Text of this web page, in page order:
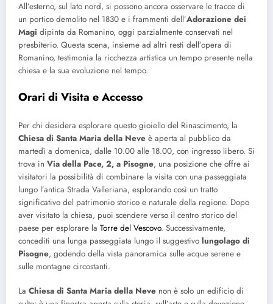
All’esterno, sul lato nord, si possono ancora osservare le tracce di
un portico demolito nel 1830 e i frammenti dell’Adorazione dei
Magi dipinta da Romanino, oggi parzialmente conservati nel
presbiterio. Questa scena, insieme ad altri resti dell’opera di
Romanino, testimonia la ricchezza artistica un tempo presente nella
chiesa e la sua evoluzione nel tempo.
Orari di Visita e Accesso
Per chi desidera esplorare questo gioiello del Rinascimento, la
Chiesa di Santa Maria della Neve è aperta al pubblico da
martedì a domenica, dalle 10.00 alle 18.00, con ingresso libero. Si
trova in Via della Pace, 2, a Pisogne, una posizione che offre ai
visitatori la possibilità di combinare la visita con una passeggiata
lungo l’antica Strada Valleriana, esplorando così un tratto
significativo del patrimonio storico e naturale della regione. Dopo
aver visitato la chiesa, puoi scendere verso il centro storico del
paese per esplorare la Torre del Vescovo. Successivamente,
concediti una lunga passeggiata lungo il suggestivo lungolago di
Pisogne, godendo della vista panoramica sulle acque serene e
sulle montagne circostanti.
La Chiesa di Santa Maria della Neve non è solo un edificio di